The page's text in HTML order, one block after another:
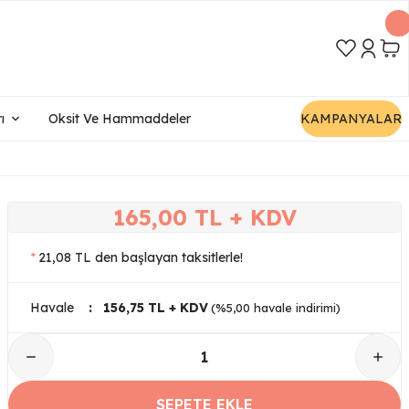
Oksit Ve Hammaddeler KAMPANYALAR
165,00 TL + KDV
* 21,08 TL den başlayan taksitlerle!
Havale 156,75 TL + KDV (%5,00 havale indirimi)
SEPETE EKLE